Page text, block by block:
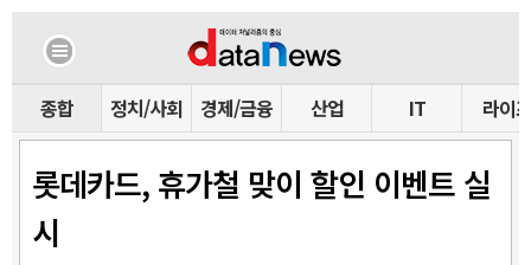
종합 정치/사회 경제/금융 산업 IT 라이프
롯데카드, 휴가철 맞이 할인 이벤트 실
시